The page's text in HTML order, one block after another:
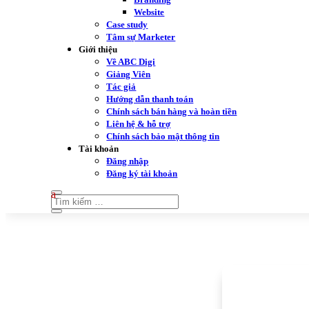
Website
Case study
Tâm sự Marketer
Giới thiệu
Về ABC Digi
Giảng Viên
Tác giả
Hướng dẫn thanh toán
Chính sách bán hàng và hoàn tiền
Liên hệ & hỗ trợ
Chính sách bảo mật thông tin
Tài khoản
Đăng nhập
Đăng ký tài khoản